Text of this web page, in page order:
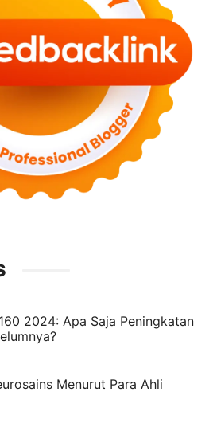
2024: Apa Saja Peningkatan
Menurut Para Ahli